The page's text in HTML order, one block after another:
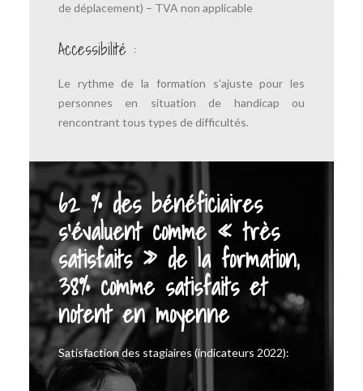
de déplacement) – TVA non applicable
Accessibilité :
Le rythme de la formation s’ajuste pour les
personnes en situation de handicap ou
rencontrant tous types de difficultés.
62 % des bénéficiaires
s’évaluent comme « très
satisfaits » de la formation,
38% comme satisfaits et
notent en moyenne
Satisfaction des stagiaires (indicateurs 2022):